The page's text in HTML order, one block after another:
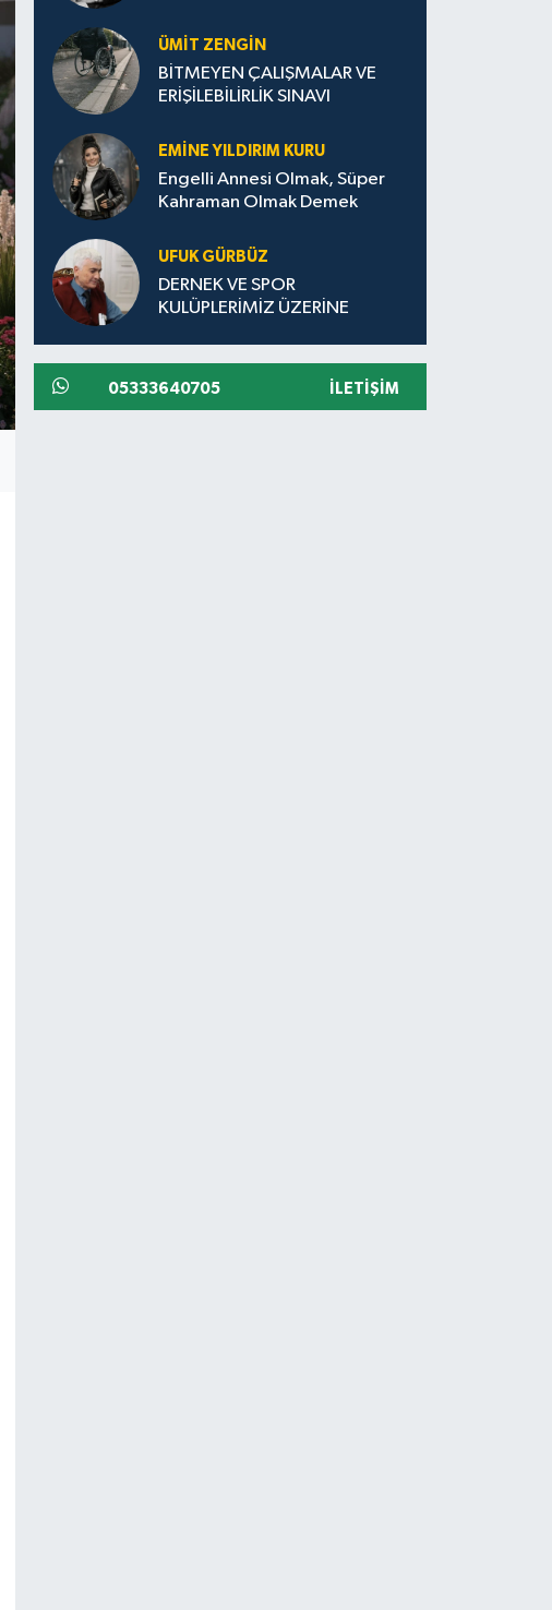
ÜMIT ZENGİN
BİTMEYEN ÇALIŞMALAR VE
ERİŞİLEBİLİRLİK SINAVI
EMINE YILDIRIM KURU
Engelli Annesi Olmak, Süper
Kahraman Olmak Demek
UFUK GÜRBÜZ
DERNEK VE SPOR
KULÜPLERİMİZ ÜZERİNE
05333640705 İLETIŞIM